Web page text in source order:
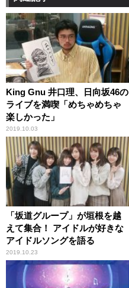
King Gnu 井口理、日向坂46の
ライブを満喫「めちゃめちゃ
楽しかった」
2019.10.03
「坂道グループ」が垣根を越
えて集合！ アイドルが好きな
アイドルソングを語る
2019.10.23